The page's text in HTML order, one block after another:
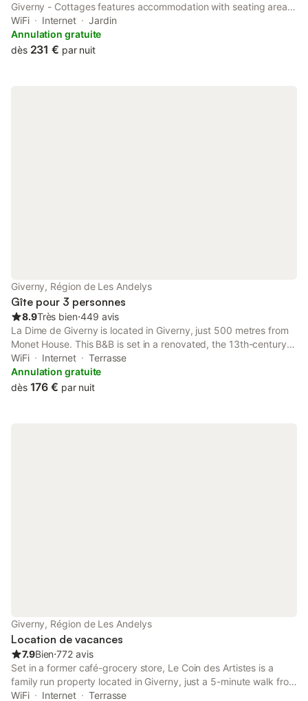
Giverny - Cottages features accommodation with seating area.
This holiday home provides a garden. The holiday home has
family rooms and facilities for disabled guests.
WiFi Internet
Jardin
Annulation gratuite
dès 231 € par nuit
Giverny, Région de Les Andelys
Gîte pour 3 personnes
8.9Très bien⋅449 avis
La Dime de Giverny is located in Giverny, just 500 metres from
Monet House. This B&B is set in a renovated, the 13th-century
house is surrounded by a 1-hectare garden. Free WiFi access is
available in public areas.
WiFi Internet
Terrasse
Annulation gratuite
dès 176 € par nuit
Giverny, Région de Les Andelys
Location de vacances
7.9Bien⋅772 avis
Set in a former café-grocery store, Le Coin des Artistes is a
family run property located in Giverny, just a 5-minute walk from
Monet’s home and gardens. The property offers a garden and
WiFi Internet Terrasse